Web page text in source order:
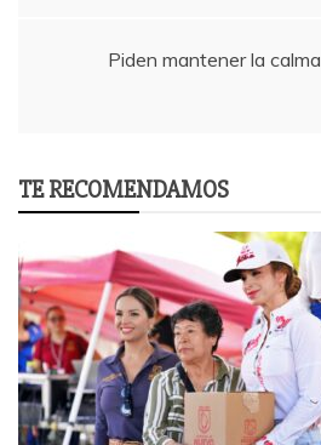
Piden mantener la
TE RECOMENDAMOS